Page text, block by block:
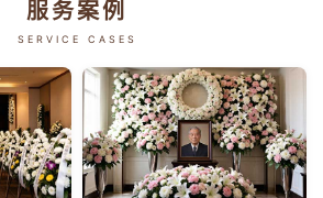
服务案例
SERVICE CASES